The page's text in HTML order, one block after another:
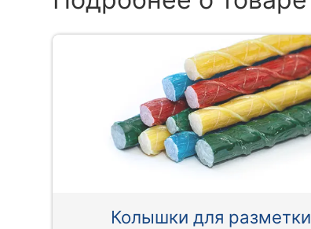
Колышки для разметки